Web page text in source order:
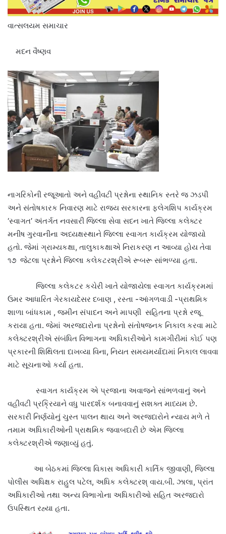
વાત્સલયમ સમાચાર
મદન વૈષ્ણવ
નાગરિકોની રજૂઆતો અને વહીવટી પ્રશ્નોના સ્થાનિક સ્તરે જ ઝડપી
અને સંતોષકારક નિવારણ માટે રાજ્ય સરકારના ફ્લેગશિપ કાર્યક્રમ
‘સ્વાગત’ અંતર્ગત નવસારી જિલ્લા સેવા સદન ખાતે જિલ્લા કલેક્ટર
મનીષ ગુરવાનીના અધ્યક્ષસ્થાને જિલ્લા સ્વાગત કાર્યક્રમ યોજાયો
હતો. જેમાં ગ્રામ્યકક્ષા, તાલુકાકક્ષાએ નિરાકરણ ન આવ્યા હોય તેવા
૧૭ જેટલા પ્રશ્નોને જિલ્લા કલેકટરશ્રીએ રૂબરૂ સાંભળ્યા હતા.
જિલ્લા કલેકટર કચેરી ખાતે યોજાયેલા સ્વાગત કાર્યક્રમમાં
ઉમર આધારિત ગેરકાયદેસર દબાણ , રસ્તા -આંગળવાડી -પ્રાથમિક
શાળા બાંધકામ , જમીન સંપાદન અને માપણી સહિતના પ્રશ્નો રજૂ
કરાયા હતા. જેમાં અરજદારોના પ્રશ્નોનો સંતોષજનક નિકાલ કરવા માટે
કલેક્ટરશ્રીએ સંબંધિત વિભાગના અધિકારીઓને કામગીરીમાં કોઈ પણ
પ્રકારની શિથિલતા દાખવ્યા વિના, નિયત સમયમર્યાદામાં નિકાલ લાવવા
માટે સૂચનાઓ કર્યા હતા.
સ્વાગત કાર્યક્રમ એ પ્રજાના અવાજને સાંભળવાનું અને
વહીવટી પ્રક્રિયાને વધુ પારદર્શક બનાવવાનું સશક્ત માધ્યમ છે.
સરકારી નિર્ણયોનું ચુસ્ત પાલન થાય અને અરજદારોને ન્યાય મળે તે
તમામ અધિકારીઓની પ્રાથમિક જવાબદારી છે એમ જિલ્લા
કલેક્ટરશ્રીએ જણાવ્યું હતું.
આ બેઠકમાં જિલ્લા વિકાસ અધિકારી કાર્તિક જીવાણી, જિલ્લા
પોલીસ અધિક્ષક રાહુલ પટેલ, અધિક કલેક્ટરશ્ વાય.બી. ઝાલા, પ્રાંત
અધિકારીઓ તથા અન્ય વિભાગોના અધિકારીઓ સહિત અરજદારો
ઉપસ્થિત રહ્યા હતા.